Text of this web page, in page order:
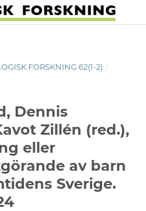
FORSKNING 62(1-2) /
Dennis
Zillén (red.),
eller
av barn
Sverige.